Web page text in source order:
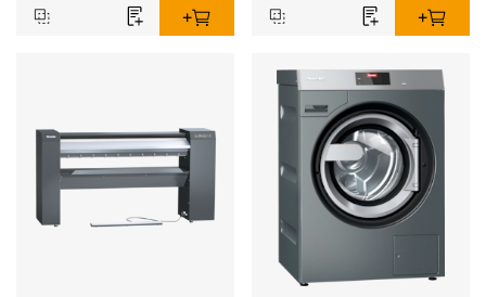
Wäschedurchsatz.